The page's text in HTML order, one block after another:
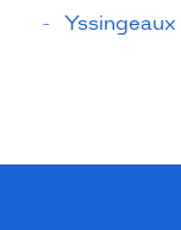
Yssingeaux